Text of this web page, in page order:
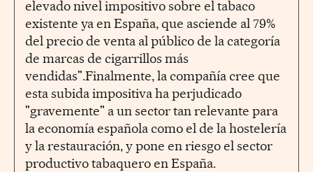
elevado nivel impositivo sobre el tabaco
existente ya en España, que asciende al 79%
del precio de venta al público de la categoría
de marcas de cigarrillos más
vendidas".Finalmente, la compañía cree que
esta subida impositiva ha perjudicado
"gravemente" a un sector tan relevante para
la economía española como el de la hostelería
y la restauración, y pone en riesgo el sector
productivo tabaquero en España.